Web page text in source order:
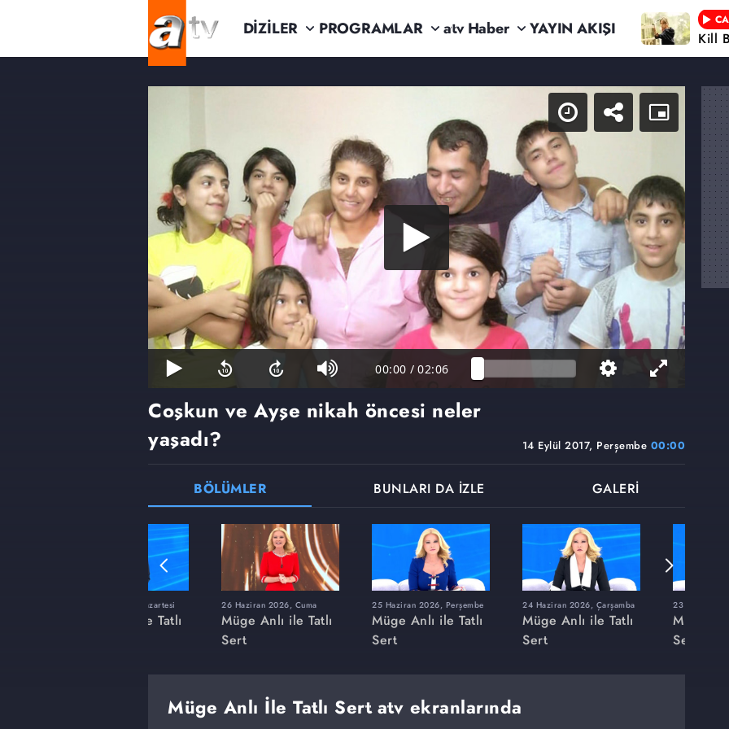
DİZİLER PROGRAMLAR atv Haber YAYIN AKIŞI Kill
00:00 / 02:06
14 Eylül 2017, Perşembe 00:00
Coşkun ve Ayşe nikah öncesi neler
yaşadı?
BÖLÜMLER BUNLARI DA İZLE GALERİ
8 Haziran 2026, Pazartesi
Müge Anlı ile Tatlı
26 Haziran 2026, Cuma
Müge Anlı ile Tatlı
Sert
25 Haziran 2026, Perşembe
Müge Anlı ile Tatlı
Sert
24 Haziran 2026, Çarşamba
Müge Anlı ile Tatlı
Sert
23 Haziran
Müge
Sert
Müge Anlı İle Tatlı Sert atv ekranlarında